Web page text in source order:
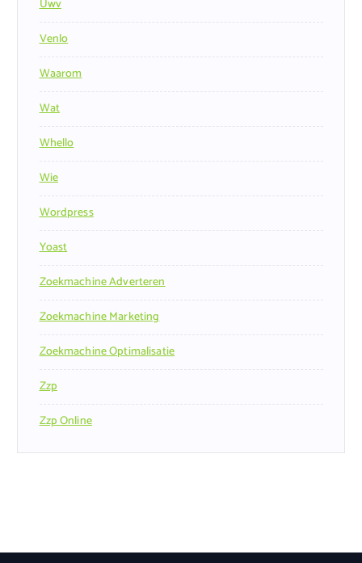
Uwv
Venlo
Waarom
Wat
Whello
Wie
Wordpress
Yoast
Zoekmachine Adverteren
Zoekmachine Marketing
Zoekmachine Optimalisatie
Zzp
Zzp Online